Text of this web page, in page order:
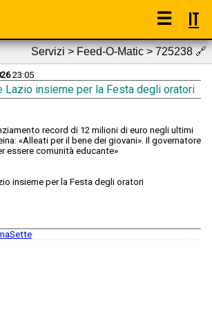
☰ IT
Servizi > Feed-O-Matic > 725238🔗
23:05
Lazio insieme per la Festa degli oratori
record di 12 milioni di euro negli ultimi
«Alleati per il bene dei giovani». Il governatore
essere comunità educante»
insieme per la Festa degli oratori